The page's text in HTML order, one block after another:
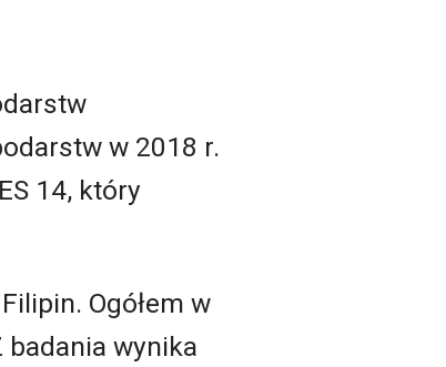
w 2018 r.
14, który
Ogółem w
wynika